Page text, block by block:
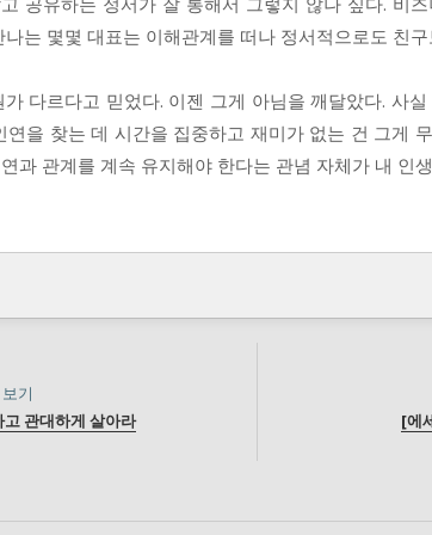
는 몇몇 대표는 이해관계를 떠나 정서적으로도 친
다르다고 믿었다. 이젠 그게 아님을 깨달았다. 사
연을 찾는 데 시간을 집중하고 재미가 없는 건 그게
과 관계를 계속 유지해야 한다는 관념 자체가 내 인
기
관대하게 살아라
[에